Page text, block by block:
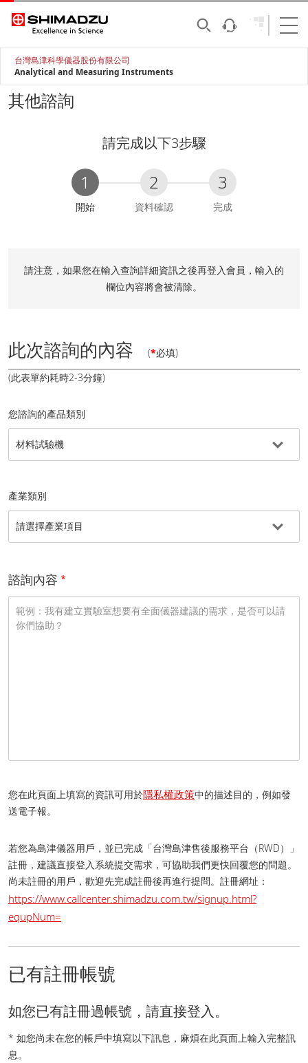
台灣島津科學儀器股份有限公司
Analytical and Measuring Instruments
其他諮詢
請完成以下3步驟
1
C
e
n
開始
2
資料確認
3
完成
請注意，如果您在輸入查詢詳細資訊之後再登入會員，輸入的
欄位內容將會被清除。
此次諮詢的內容 (*必填)
(此表單約耗時2-3分鐘)
您諮詢的產品類別
產業類別
諮詢內容
您在此頁面上填寫的資訊可用於隱私權政策中的描述目的，例如發
送電子報。
若您為島津儀器用戶，並已完成「台灣島津售後服務平台（RWD）」
註冊，建議直接登入系統提交需求，可協助我們更快回覆您的問題。
尚未註冊的用戶，歡迎先完成註冊後再進行提問。 註冊網址：
https://www.callcenter.shimadzu.com.tw/signup.html?
equpNum=
已有註冊帳號
如您已有註冊過帳號，請直接登入。
* 如您尚未在您的帳戶中填寫以下訊息，麻煩在此頁面上輸入完整訊
息。